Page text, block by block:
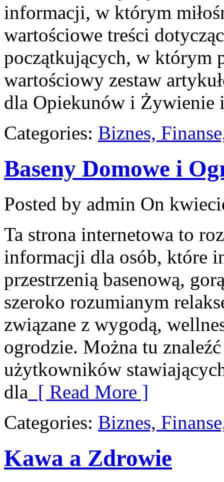
informacji, w którym
wartościowe treści
początkujących, w którym
wartościowy zestaw
dla Opiekunów i Żywienie
Categories: Biznes,
Baseny Domowe i
Posted by admin On
Ta strona internetowa to
informacji dla osób, które
przestrzenią basenową,
szeroko rozumianym
związane z wygodą,
ogrodzie. Można tu
użytkowników
dla [ Read More ]
Categories: Biznes,
Kawa a Zdrowie